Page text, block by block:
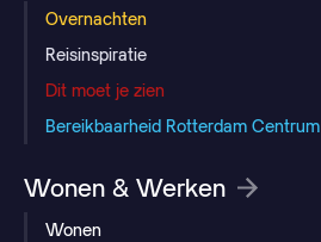
Overnachten
Reisinspiratie
Dit moet je zien
Bereikbaarheid Rotterdam Centrum
Wonen & Werken
Wonen